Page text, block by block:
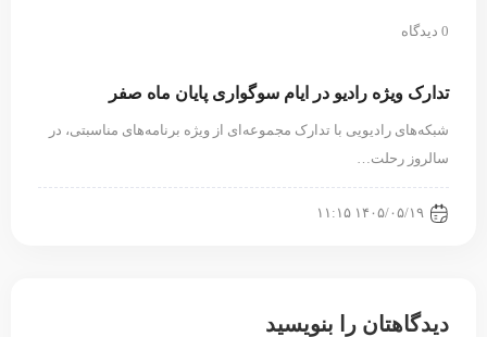
0 دیدگاه
تدارک ویژه رادیو در ایام سوگواری پایان ماه صفر
شبکه‌های رادیویی با تدارک مجموعه‌ای از ویژه‌ برنامه‌های مناسبتی، در
سالروز رحلت…
۱۴۰۵/۰۵/۱۹ ۱۱:۱۵
دیدگاهتان را بنویسید